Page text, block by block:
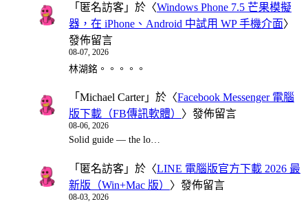
「 匿名訪客 」於〈Windows Phone 7.5 芒果模擬
器，在 iPhone、Android 中試用 WP 手機介面〉
發佈留言
08-07, 2026
林湖銘。。。。。
「 Michael Carter」於〈Facebook Messenger 電腦
版下載（FB傳訊軟體） 〉發佈留言
08-06, 2026
Solid guide — the lo…
「 匿名訪客 」於〈LINE 電腦版官方下載 2026 最
新版（Win+Mac 版） 〉發佈留言
08-03, 2026